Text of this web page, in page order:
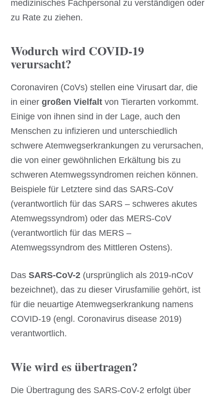
medizinisches Fachpersonal zu verständigen oder
zu Rate zu ziehen.
Wodurch wird COVID-19
verursacht?
Coronaviren (CoVs) stellen eine Virusart dar, die
in einergroßen Vielfalt von Tierarten vorkommt.
Einige von ihnen sind in der Lage, auch den
Menschen zu infizieren und unterschiedlich
schwere Atemwegserkrankungen zu verursachen,
die von einer gewöhnlichen Erkältung bis zu
schweren Atemwegssyndromen reichen können.
Beispiele für Letztere sind das SARS-CoV
(verantwortlich für das SARS – schweres akutes
Atemwegssyndrom) oder das MERS-CoV
(verantwortlich für das MERS –
Atemwegssyndrom des Mittleren Ostens).
DasSARS-CoV-2 (ursprünglich als 2019-nCoV
bezeichnet), das zu dieser Virusfamilie gehört, ist
für die neuartige Atemwegserkrankung namens
COVID-19 (engl. Coronavirus disease 2019)
verantwortlich.
Wie wird es übertragen?
Die Übertragung des SARS-CoV-2 erfolgt über